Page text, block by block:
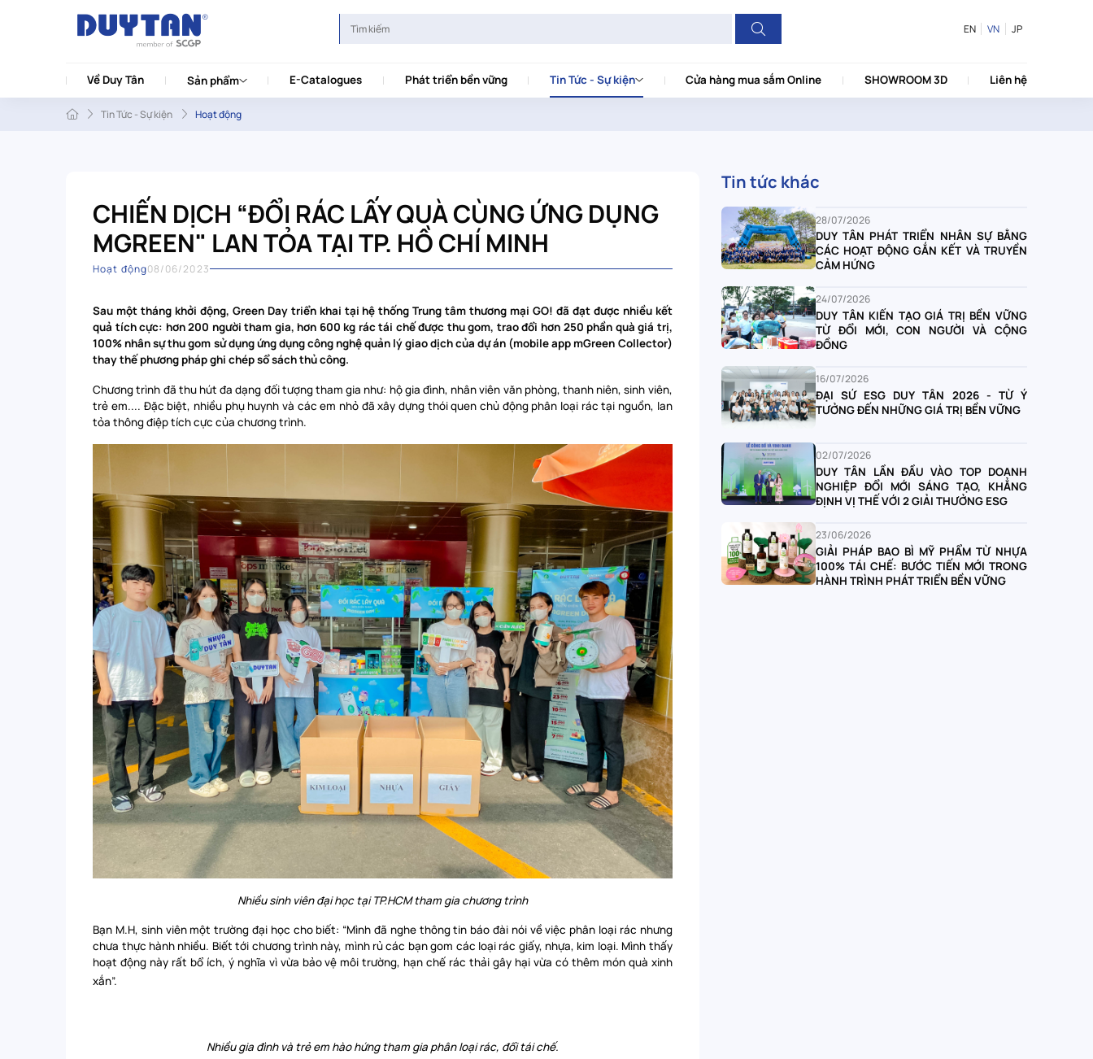
EN VN JP
Về Duy Tân Sản phẩm E-Catalogues Phát triển bền vững Tin Tức - Sự kiện Cửa hàng mua sắm Online SHOWROOM 3D Liên hệ
Tin Tức - Sự kiện Hoạt động
CHIẾN DỊCH “ĐỔI RÁC LẤY QUÀ CÙNG ỨNG DỤNG
MGREEN" LAN TỎA TẠI TP. HỒ CHÍ MINH
Hoạt động08/06/2023
Sau một tháng khởi động, Green Day triển khai tại hệ thống Trung tâm thương mại GO! đã đạt được nhiều kết
quả tích cực: hơn 200 người tham gia, hơn 600 kg rác tái chế được thu gom, trao đổi hơn 250 phần quà giá trị,
100% nhân sự thu gom sử dụng ứng dụng công nghệ quản lý giao dịch của dự án (mobile app mGreen Collector)
thay thế phương pháp ghi chép sổ sách thủ công.
Chương trình đã thu hút đa dạng đối tượng tham gia như: hộ gia đình, nhân viên văn phòng, thanh niên, sinh viên,
trẻ em.... Đặc biệt, nhiều phụ huynh và các em nhỏ đã xây dựng thói quen chủ động phân loại rác tại nguồn, lan
tỏa thông điệp tích cực của chương trình.
Nhiều sinh viên đại học tại TP.HCM tham gia chương trình
Bạn M.H, sinh viên một trường đại học cho biết: “Mình đã nghe thông tin báo đài nói về việc phân loại rác nhưng
chưa thực hành nhiều. Biết tới chương trình này, mình rủ các bạn gom các loại rác giấy, nhựa, kim loại. Mình thấy
hoạt động này rất bổ ích, ý nghĩa vì vừa bảo vệ môi trường, hạn chế rác thải gây hại vừa có thêm món quà xinh
xắn”.
Nhiều gia đình và trẻ em hào hứng tham gia phân loại rác, đổi tái chế.
Tin tức khác
28/07/2026
DUY TÂN PHÁT TRIỂN NHÂN SỰ BẰNG
CÁC HOẠT ĐỘNG GẮN KẾT VÀ TRUYỀN
CẢM HỨNG
24/07/2026
DUY TÂN KIẾN TẠO GIÁ TRỊ BỀN VỮNG
TỪ ĐỔI MỚI, CON NGƯỜI VÀ CỘNG
ĐỒNG
16/07/2026
ĐẠI SỨ ESG DUY TÂN 2026 - TỪ Ý
TƯỞNG ĐẾN NHỮNG GIÁ TRỊ BỀN VỮNG
02/07/2026
DUY TÂN LẦN ĐẦU VÀO TOP DOANH
NGHIỆP ĐỔI MỚI SÁNG TẠO, KHẲNG
ĐỊNH VỊ THẾ VỚI 2 GIẢI THƯỞNG ESG
23/06/2026
GIẢI PHÁP BAO BÌ MỸ PHẨM TỪ NHỰA
100% TÁI CHẾ: BƯỚC TIẾN MỚI TRONG
HÀNH TRÌNH PHÁT TRIỂN BỀN VỮNG